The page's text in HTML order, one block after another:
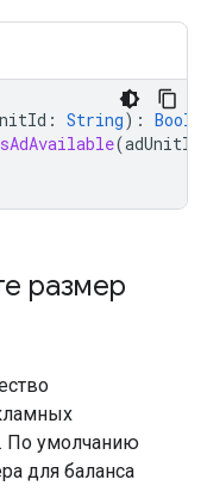
: String):
(adUnitId
размер
По умолчанию
для баланса